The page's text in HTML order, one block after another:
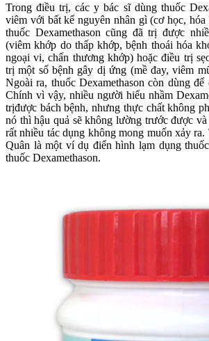
Trong điều trị, các y bác sĩ dùng thuốc
viêm với bất kể nguyên nhân gì (cơ học, hóa
thuốc Dexamethason cũng đã trị được
(viêm khớp do thấp khớp, bệnh thoái hóa
ngoại vi, chấn thương khớp) hoặc điều trị
trị một số bệnh gây dị ứng (mề đay, viêm
Ngoài ra, thuốc Dexamethason còn dùng
Chính vì vậy, nhiều người hiểu nhầm
trịđược bách bệnh, nhưng thực chất không
nó thì hậu quả sẽ không lường trước được
rất nhiều tác dụng không mong muốn xảy
Quân là một ví dụ điển hình lạm dụng
thuốc Dexamethason.